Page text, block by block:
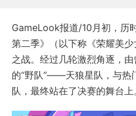
GameLook报道/10月初，历
第二季》（以下称《荣耀美
之战。经过几轮激烈角逐，
的“野队”——天狼星队，与
队，最终站在了决赛的舞台上